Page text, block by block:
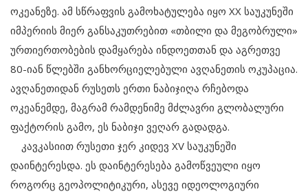
ოკეანეზე. ამ სწრაფვის გამოხატულება იყო XX საუკუნეში
იმპერიის მიერ განსაკუთრებით «თბილი და მეგობრული»
ურთიერთობების დამყარება ინდოეთთან და აგრეთვე
80-იან წლებში განხორციელებული ავღანეთის ოკუპაცია.
ავღანეთიდან რუსეთს ერთი ნაბიჯიღა რჩებოდა
ოკეანემდე, მაგრამ რამდენიმე მძლავრი გლობალური
ფაქტორის გამო, ეს ნაბიჯი ვეღარ გადადგა.
კავკასიით რუსეთი ჯერ კიდევ XV საუკუნეში
დაინტერესდა. ეს დაინტერესება გამოწვეული იყო
როგორც გეოპოლიტიკური, ასევე იდეოლოგიური